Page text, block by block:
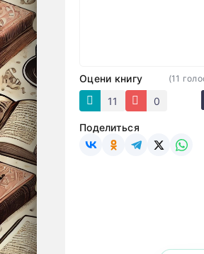
Оцени книгу
11
0
(11
Поделиться